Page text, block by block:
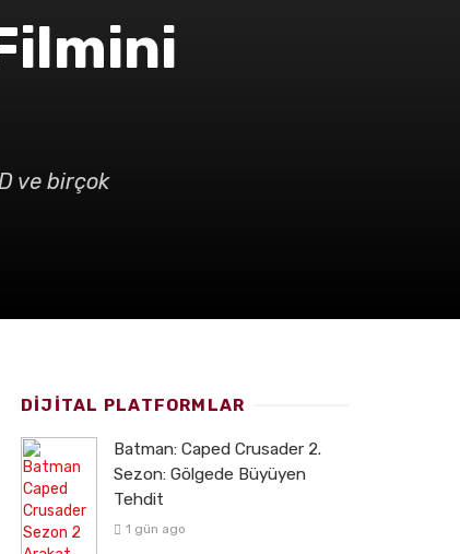
ve birçok
DİJİTAL PLATFORMLAR
Batman: Caped Crusader 2.
Sezon: Gölgede Büyüyen
Tehdit
1 gün ago